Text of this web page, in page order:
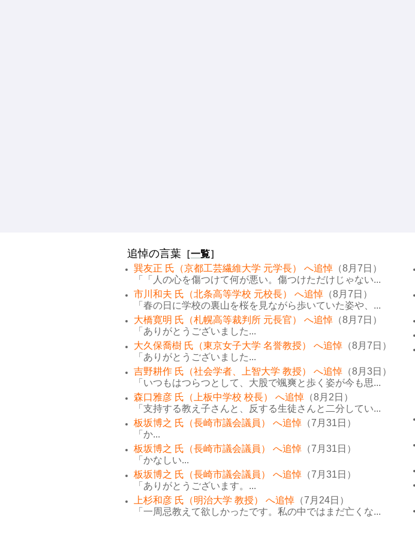
追悼の言葉 ［一覧］
巽友正 氏（京都工芸繊維大学 元学長） へ追悼 （8月7日）
「「人の心を傷つけて何が悪い。傷つけただけじゃない...
市川和夫 氏（北条高等学校 元校長） へ追悼 （8月7日）
「春の日に学校の裏山を桜を見ながら歩いていた姿や、...
大橋寛明 氏（札幌高等裁判所 元長官） へ追悼 （8月7日）
「ありがとうございました...
大久保喬樹 氏（東京女子大学 名誉教授） へ追悼 （8月7日）
「ありがとうございました...
吉野耕作 氏（社会学者、上智大学 教授） へ追悼 （8月3日）
「いつもはつらつとして、大股で颯爽と歩く姿が今も思...
森口雅彦 氏（上板中学校 校長） へ追悼 （8月2日）
「支持する教え子さんと、反する生徒さんと二分してい...
板坂博之 氏（長崎市議会議員） へ追悼 （7月31日）
「か...
板坂博之 氏（長崎市議会議員） へ追悼 （7月31日）
「かなしい...
板坂博之 氏（長崎市議会議員） へ追悼 （7月31日）
「ありがとうございます。...
上杉和彦 氏（明治大学 教授） へ追悼 （7月24日）
「一周忌教えて欲しかったです。私の中ではまだ亡くな...